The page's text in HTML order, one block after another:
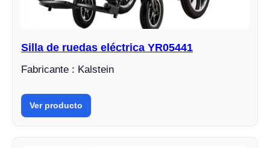
Silla de ruedas eléctrica YR05441
Fabricante : Kalstein
Ver producto